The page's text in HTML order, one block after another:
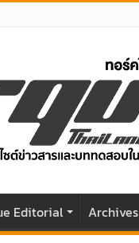
Editorial Archives